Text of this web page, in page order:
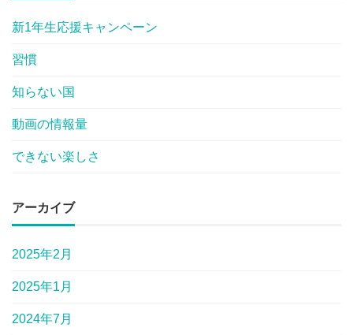
新1年生応援キャンペーン
習慣
知らない国
動画の情報量
できない楽しさ
アーカイブ
2025年2月
2025年1月
2024年7月